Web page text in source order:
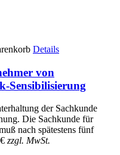
Details
von
Sensibilisierung
der Sachkunde
Die Sachkunde für
nach spätestens fünf
zzgl. MwSt.